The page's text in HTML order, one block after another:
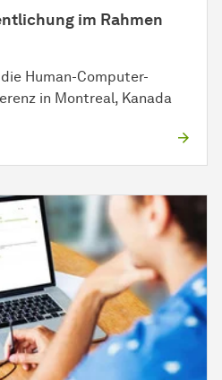
im Rahmen
Human-Computer-
in Montreal, Kanada